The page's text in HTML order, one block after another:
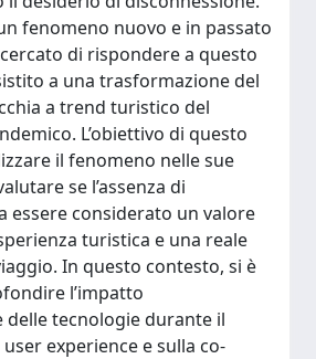
fenomeno nuovo e in passato
di rispondere a questo
a una trasformazione del
a trend turistico del
L’obiettivo di questo
il fenomeno nelle sue
se l’assenza di
essere considerato un valore
turistica e una reale
In questo contesto, si è
l’impatto
delle tecnologie durante il
experience e sulla co-